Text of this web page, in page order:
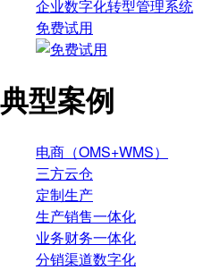
企业数字化转型管理系统
免费试用
典型案例
电商（OMS+WMS）
三方云仓
定制生产
生产销售一体化
业务财务一体化
分销渠道数字化